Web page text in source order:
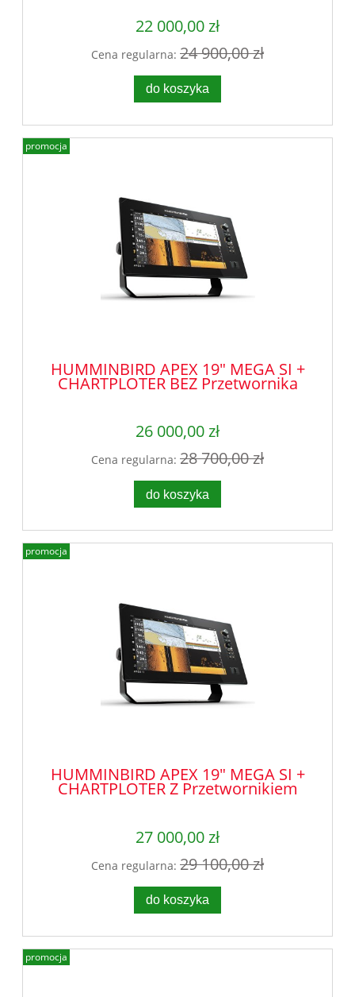
22 000,00 zł
Cena regularna: 24 900,00 zł
do koszyka
HUMMINBIRD APEX 19" MEGA SI +
CHARTPLOTER BEZ Przetwornika
26 000,00 zł
Cena regularna: 28 700,00 zł
do koszyka
promocja
HUMMINBIRD APEX 19" MEGA SI +
CHARTPLOTER Z Przetwornikiem
27 000,00 zł
Cena regularna: 29 100,00 zł
do koszyka
promocja
promocja